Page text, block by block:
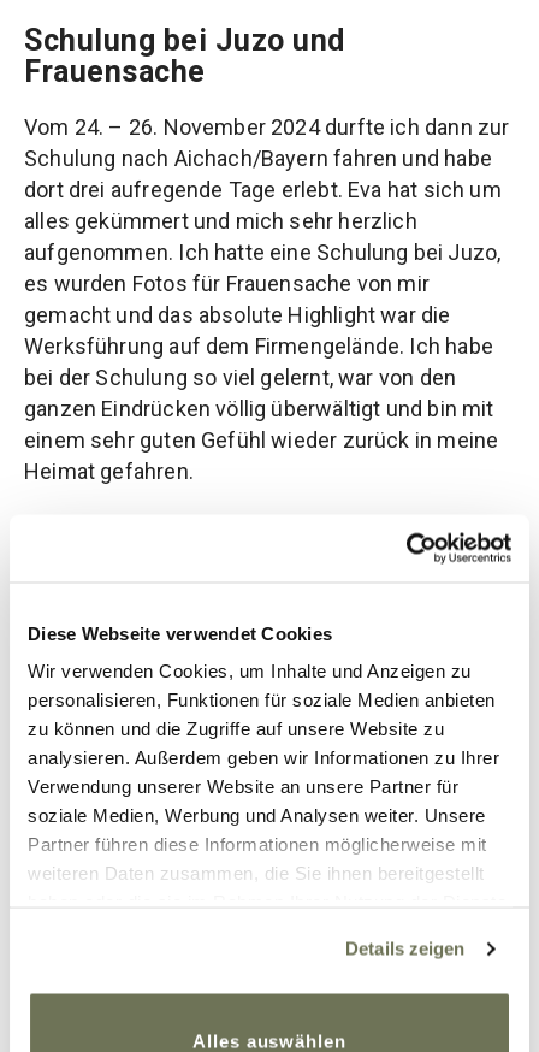
Diese Webseite verwendet Cookies
Wir verwenden Cookies, um Inhalte und Anzeigen zu
personalisieren, Funktionen für soziale Medien anbieten
zu können und die Zugriffe auf unsere Website zu
analysieren. Außerdem geben wir Informationen zu Ihrer
Verwendung unserer Website an unsere Partner für
soziale Medien, Werbung und Analysen weiter. Unsere
Partner führen diese Informationen möglicherweise mit
weiteren Daten zusammen, die Sie ihnen bereitgestellt
Cookies, wenn Sie unsere Webseite weiterhin nutzen.
Weitere Informationen finden Sie in unserer
Details zeigen
Alles auswählen
Schulung bei Juzo und
Frauensache
Vom 24. – 26. November 2024 durfte ich dann zur
Schulung nach Aichach/Bayern fahren und habe
dort drei aufregende Tage erlebt. Eva hat sich um
alles gekümmert und mich sehr herzlich
aufgenommen. Ich hatte eine Schulung bei Juzo,
es wurden Fotos für Frauensache von mir
gemacht und das absolute Highlight war die
Werksführung auf dem Firmengelände. Ich habe
bei der Schulung so viel gelernt, war von den
ganzen Eindrücken völlig überwältigt und bin mit
einem sehr guten Gefühl wieder zurück in meine
Heimat gefahren.
Ich freue mich auf meine Aufgaben als
Botschafterin bei Frauensache und hoffe, dass
ich vielen Betroffenen Mut machen kann. Diese
Krankheit verbindet uns alle und ich möchte mit
meinen Erfahrungen dazu beitragen, Betroffene
besser aufzuklären und mit Tipps und